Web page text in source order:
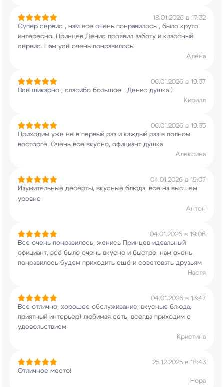
18.01.2026 в 17:32
Супер сервис , нам все очень понравилось , было круто
интересно. Принцев Денис проявил заботу и классный
сервис. Нам усё очень понравилось.
Алёна
06.01.2026 в 19:37
Все шикарно , спасибо большое . Денис душка )
Кирилл
06.01.2026 в 19:35
Приходим уже не в первый раз и каждый раз в полном
восторге. Очень все вкусно, официант душка
Алексина
04.01.2026 в 19:07
Изумительные десерты, вкусные блюда, все на высшем
уровне
Антон
04.01.2026 в 19:06
Все очень понравилось, женись Принцев идеальный
официант, всё было очень вкусно и быстро, нам очень
понравилось будем приходить ещё и советовать друзьям
Настя
04.01.2026 в 13:47
Все отлично, хорошее обслуживание, вкусные блюда,
приятный интерьер) любимая сеть, всегда приходим с
удовольствием
Кристина
25.12.2025 в 18:43
Отличное место!
Нора